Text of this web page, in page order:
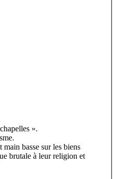
».
basse sur les biens
brutale à leur religion et